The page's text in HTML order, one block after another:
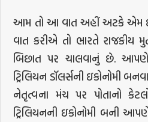
આમ તો આ વાત અહીં અટકે એમ
વાત કરીએ તો ભારતે રાજકીય
બિછાત પર ચાલવાનું છે.
ટ્રિલિયન ડૉલર્સની ઇકોનોમી
નેતૃત્વના મંચ પર પોતાનો
ટ્રિલિયનની ઇકોનોમી બની આપણે